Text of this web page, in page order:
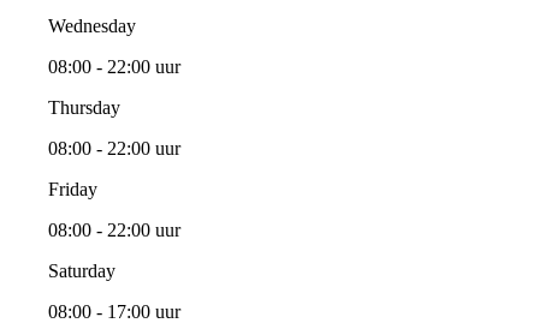
Wednesday
08:00 - 22:00 uur
Thursday
08:00 - 22:00 uur
Friday
08:00 - 22:00 uur
Saturday
08:00 - 17:00 uur